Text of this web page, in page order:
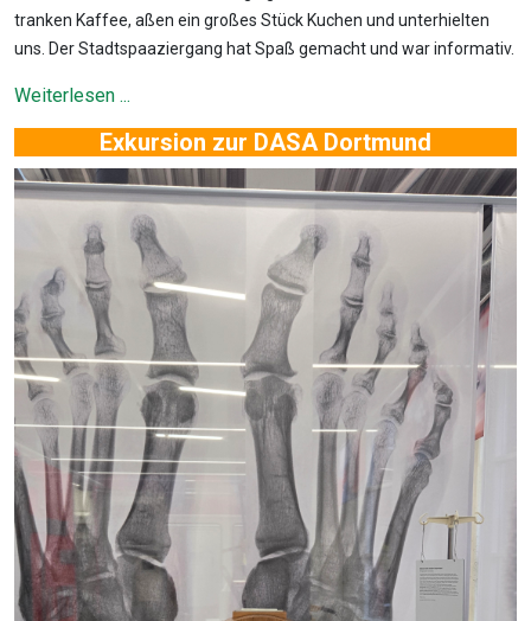
tranken Kaffee, aßen ein großes Stück Kuchen und unterhielten
uns. Der Stadtspaaziergang hat Spaß gemacht und war informativ.
Weiterlesen ...
Exkursion zur DASA Dortmund